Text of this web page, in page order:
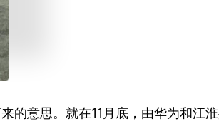
的意思。就在11月底，由华为和江